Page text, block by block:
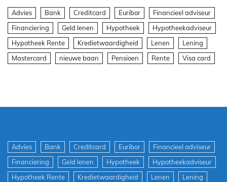
Advies Bank Creditcard Euribor
Financieel adviseur
Financiering
Geld lenen Hypotheek
Hypotheekadviseur
Hypotheek Rente
Kredietwaardigheid Lenen
Lening
Mastercard
nieuwe baan Pensioen Rente Visa card
Advies Bank Creditcard Euribor
Financieel adviseur
Financiering
Geld lenen Hypotheek
Hypotheekadviseur
Hypotheek Rente
Kredietwaardigheid Lenen
Lening